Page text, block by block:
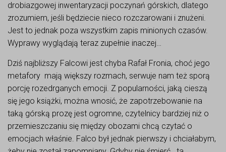
drobiazgowej inwentaryzacji poczynań górskich, dlatego
zrozumiem, jeśli będziecie nieco rozczarowani i znużeni.
Jest to jednak poza wszystkim zapis minionych czasów.
Wyprawy wyglądają teraz zupełnie inaczej…
Dziś najbliższy Falcowi jest chyba Rafał Fronia, choć jego
metafory mają większy rozmach, serwuje nam też sporą
porcję rozedrganych emocji. Z popularności, jaką cieszą
się jego książki, można wnosić, że zapotrzebowanie na
taką górską prozę jest ogromne, czytelnicy bardziej niż o
przemieszczaniu się między obozami chcą czytać o
emocjach właśnie. Falco był jednak pierwszy i chciałabym,